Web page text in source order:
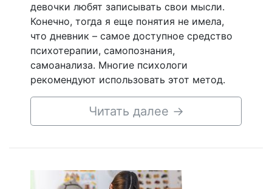
девочки любят записывать свои мысли.
Конечно, тогда я еще понятия не имела,
что дневник – самое доступное средство
психотерапии, самопознания,
самоанализа. Многие психологи
рекомендуют использовать этот метод.
Читать далее →